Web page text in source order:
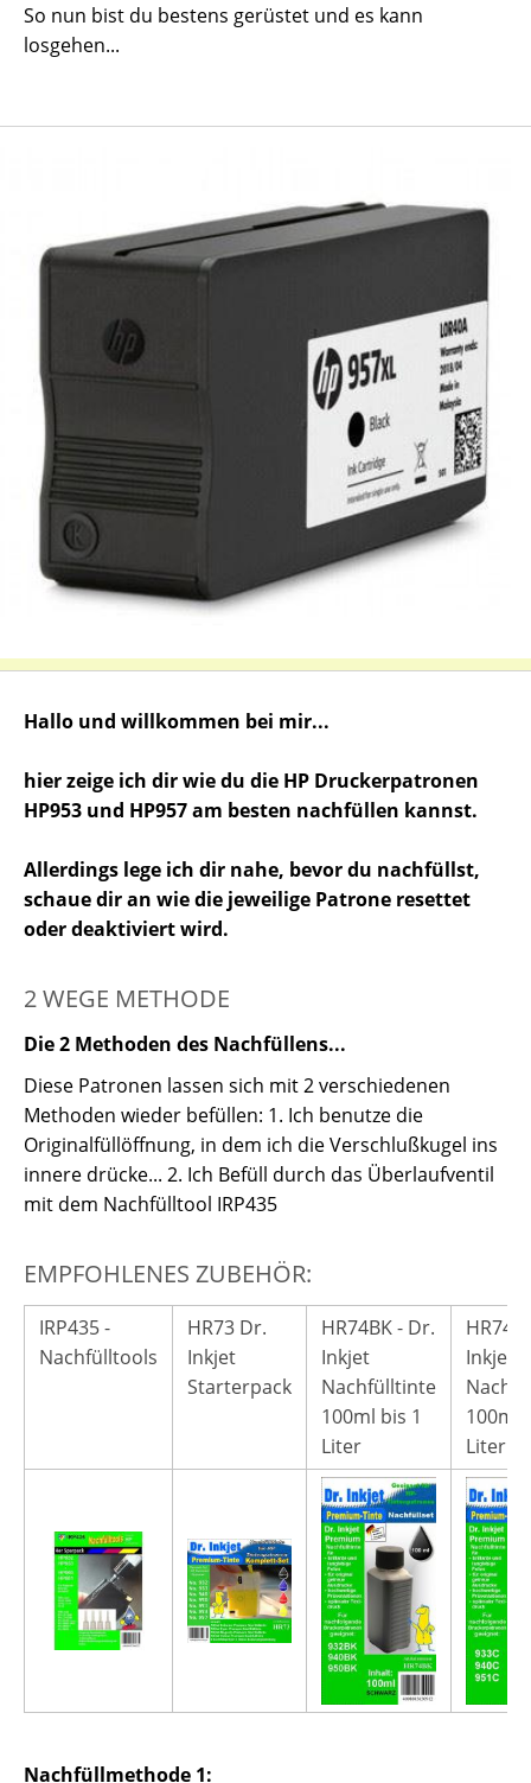
So nun bist du bestens gerüstet und es kann
losgehen...
Hallo und willkommen bei mir...
hier zeige ich dir wie du die HP Druckerpatronen
HP953 und HP957 am besten nachfüllen kannst.
Allerdings lege ich dir nahe, bevor du nachfüllst,
schaue dir an wie die jeweilige Patrone resettet
oder deaktiviert wird.
2 WEGE METHODE
Die 2 Methoden des Nachfüllens...
Diese Patronen lassen sich mit 2 verschiedenen
Methoden wieder befüllen: 1. Ich benutze die
Originalfüllöffnung, in dem ich die Verschlußkugel ins
innere drücke... 2. Ich Befüll durch das Überlaufventil
mit dem Nachfülltool IRP435
EMPFOHLENES ZUBEHÖR:
IRP435 -
Nachfülltools
HR73 Dr.
Inkjet
Starterpack
HR74BK - Dr.
Inkjet
Nachfülltinte
100ml bis 1
Liter
Inkjet
100ml
Liter
Nachfüllmethode 1: